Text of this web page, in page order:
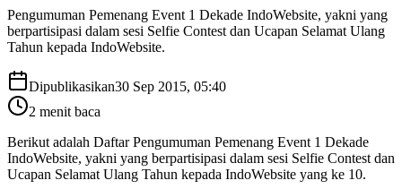
Pengumuman Pemenang Event 1 Dekade IndoWebsite, yakni yang
berpartisipasi dalam sesi Selfie Contest dan Ucapan Selamat Ulang
Tahun kepada IndoWebsite.
Dipublikasikan30 Sep 2015, 05:40
2 menit baca
Berikut adalah Daftar Pengumuman Pemenang Event 1 Dekade
IndoWebsite, yakni yang berpartisipasi dalam sesi Selfie Contest dan
Ucapan Selamat Ulang Tahun kepada IndoWebsite yang ke 10.